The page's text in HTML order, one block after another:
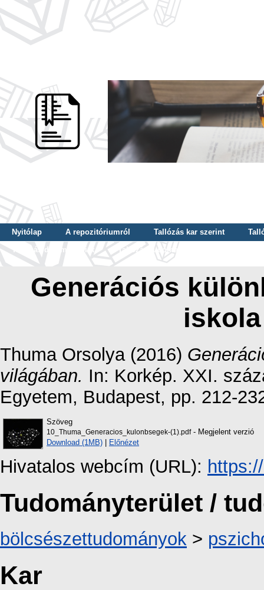
Nyitólap A repozitóriumról Tallózás kar szerint
Tallózás dátum szerint
Tallózás tudományterület szerint
Generációs
Thuma Orsolya(2016)
világában. In: Korkép. XXI.
Egyetem, Budapest, pp. 212-
Szöveg
10_Thuma_Generacios_kulonbsegek-(1).pdf- Megjelent verzió
Download (1MB) | Előnézet
Hivatalos webcím (URL):
Tudományterület /
bölcsészettudományok >
Kar